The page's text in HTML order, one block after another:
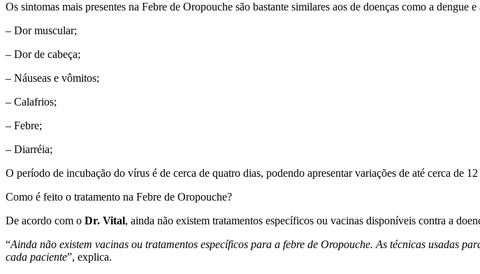
Os sintomas mais presentes na Febre de Oropouche são bastante similares aos de doenças como a
– Dor muscular;
– Dor de cabeça;
– Náuseas e vômitos;
– Calafrios;
– Febre;
– Diarréia;
O período de incubação do vírus é de cerca de quatro dias, podendo apresentar variações de até cerca de 12
Como é feito o tratamento na Febre de Oropouche?
De acordo com o Dr. Vital, ainda não existem tratamentos específicos ou vacinas disponíveis contra a
“Ainda não existem vacinas ou tratamentos específicos para a febre de Oropouche. As técnicas usadas
cada paciente”, explica.